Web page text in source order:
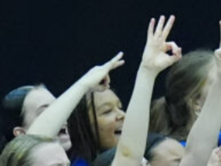
Nordic Open -
turnauksen
toisessa
ottelussa